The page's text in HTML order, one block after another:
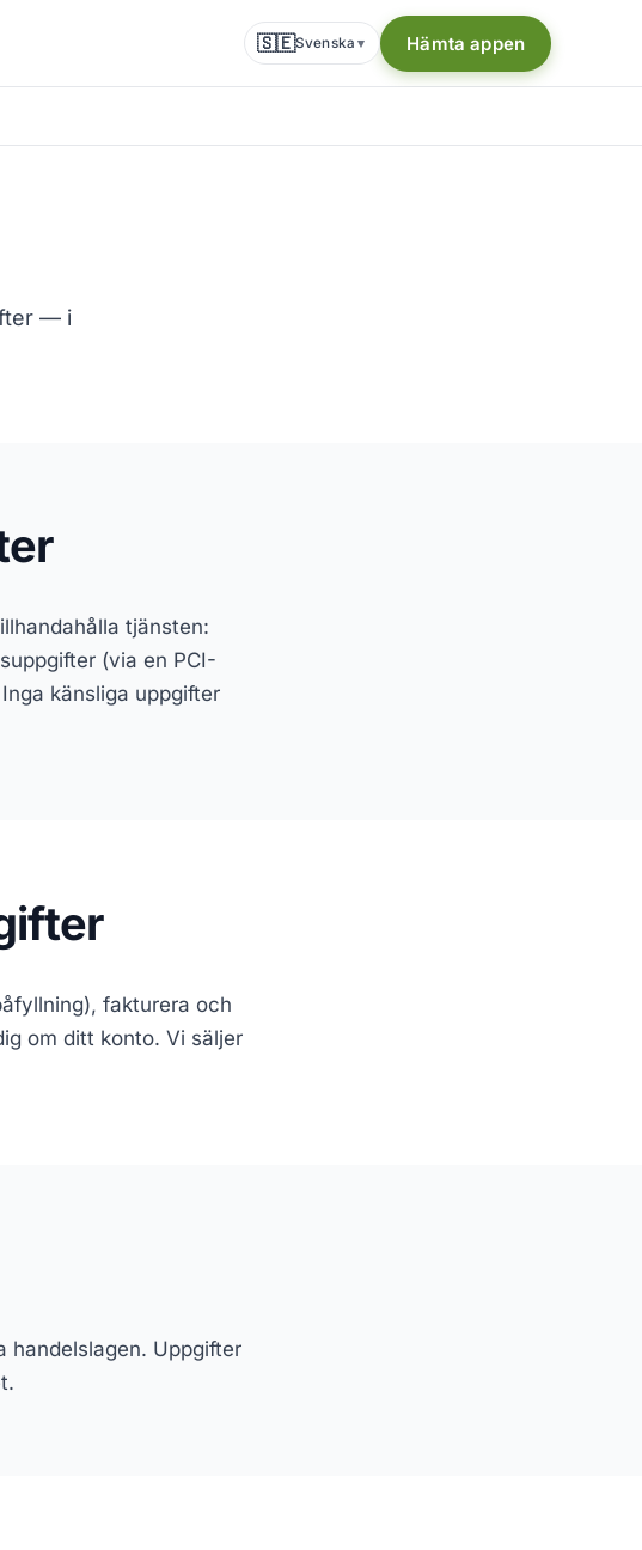
🇸🇪Svenska ▾ Hämta appen
— i
tjänsten:
(via en PCI-
känsliga uppgifter
fakturera och
om ditt konto. Vi säljer
handelslagen. Uppgifter